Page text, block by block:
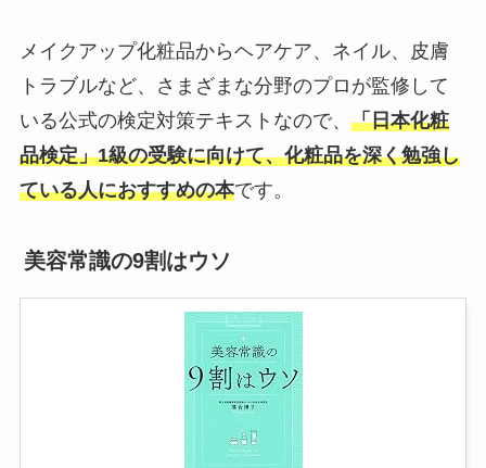
メイクアップ化粧品からヘアケア、ネイル、皮膚
トラブルなど、さまざまな分野のプロが監修して
いる公式の検定対策テキストなので、 「日本化粧
品検定」1級の受験に向けて、化粧品を深く勉強し
ている人におすすめの本です。
美容常識の9割はウソ